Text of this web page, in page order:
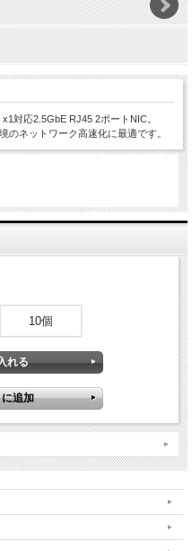
対応2.5GbE RJ45 2ポートNIC。
のネットワーク高速化に最適です。
10個